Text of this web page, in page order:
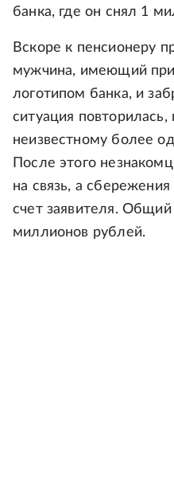
банка, где он снял 1
Вскоре к пенсионеру
мужчина, имеющий при
логотипом банка, и
ситуация
неизвестному более
После этого
на связь, а
счет заявителя.
миллионов рублей.